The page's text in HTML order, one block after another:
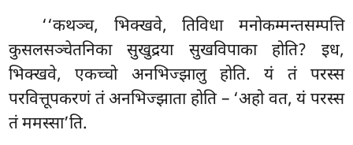
‘‘कथञ्च, भिक्खवे, तिविधा मनोकम्मन्तसम्पत्ति
कुसलसञ्चेतनिका सुखुद्रया सुखविपाका होति? इध,
भिक्खवे, एकच्चो अनभिज्झालु होति. यं तं परस्स
परवित्तूपकरणं तं अनभिज्झाता होति – ‘अहो वत, यं परस्स
तं ममस्सा’ति.